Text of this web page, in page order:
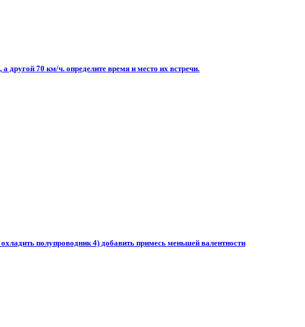
другой 70 км/ч. определите время и место их встречи.
полупроводник 4) добавить примесь меньшей валентности